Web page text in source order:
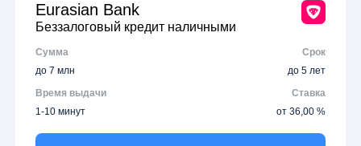
Eurasian Bank
Беззалоговый кредит наличными
Сумма
Срок
до 7 млн
до 5 лет
Время выдачи
Ставка
1-10 минут
от 36,00 %